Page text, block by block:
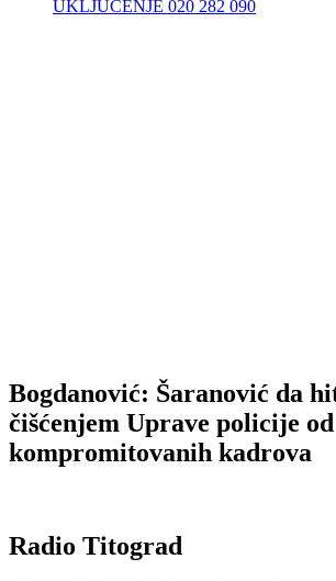
UKLJUČENJE 020 282 090
Bogdanović: Šaranović da
čišćenjem Uprave policije od
kompromitovanih kadrova
Radio Titograd